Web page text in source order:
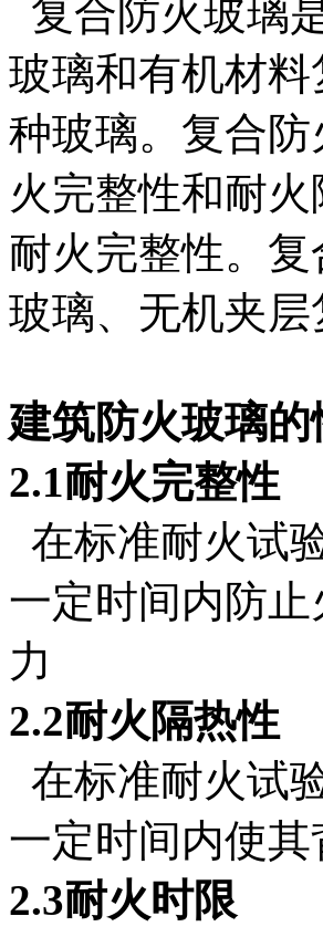
复合防火玻璃
玻璃和有机材
种玻璃。复合
火完整性和耐
耐火完整性。
玻璃、无机夹
建筑防火玻璃
2.1耐火完整性
在标准耐火试
一定时间内防
力
2.2耐火隔热性
在标准耐火试
一定时间内使
2.3耐火时限